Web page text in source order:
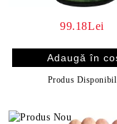
99.18Lei
Produs Disponibil